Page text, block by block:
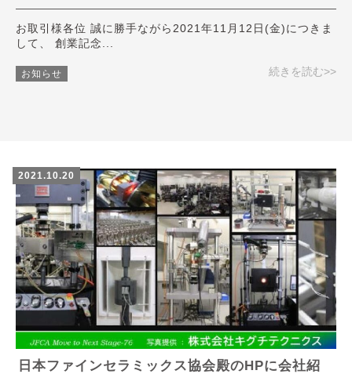
お取引様各位 誠に勝手ながら2021年11月12日(金)につきま
して、 創業記念...
お知らせ 続きを読む>>
2021.10.20
日本ファインセラミックス協会殿のHPに会社紹